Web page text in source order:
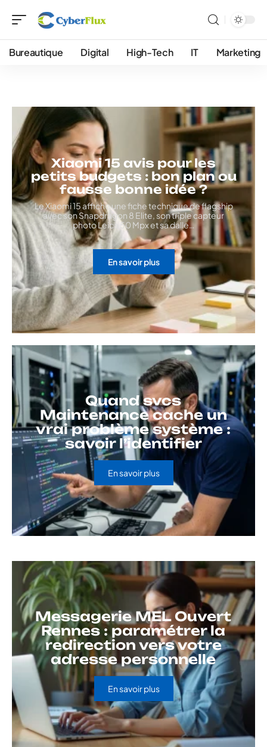
Bureautique Digital High-Tech IT Marketing
Xiaomi 15 avis pour les
petits budgets : bon plan ou
fausse bonne idée ?
Le Xiaomi 15 affiche une fiche technique de flagship
avec son Snapdragon 8 Elite, son triple capteur
photo Leica 50 Mpx et sa dalle …
En savoir plus
Quand svcs
Maintenance cache un
vrai problème système :
savoir l’identifier
En savoir plus
Messagerie MEL Ouvert
Rennes : paramétrer la
redirection vers votre
adresse personnelle
En savoir plus